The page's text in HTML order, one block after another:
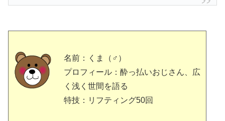
名前：くま（♂）
プロフィール：酔っ払いおじさん、広
く浅く世間を語る
特技：リフティング50回